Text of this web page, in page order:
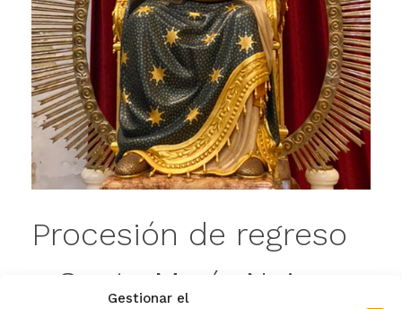
Gestionar el
Procesión de regreso
a Santa María Nai: